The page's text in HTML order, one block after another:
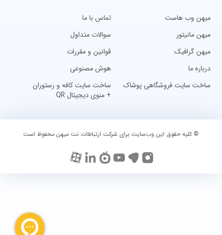
میهن وب هاست
میهن مانیتور
میهن گرافیک
درباره ما
تماس با ما
سوالات متداول
قوانین و مقررات
هوش مصنوعی
ساخت سایت فروشگاهی پوشاک
ساخت سایت کافه و رستوران
+ منوی دیجیتال QR
© کلیه حقوق این وب‌سایت برای شرکت ارتباطات نت میهن محفوظ است